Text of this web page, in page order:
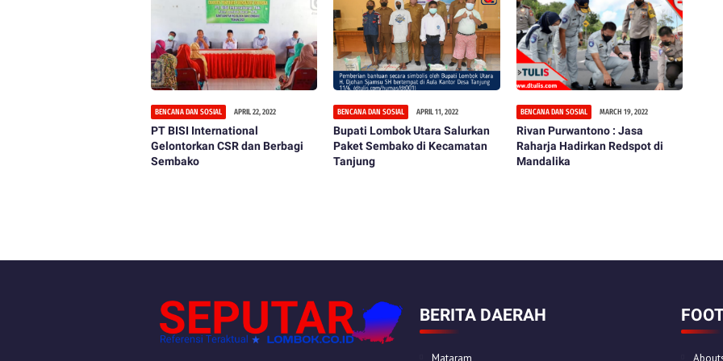
BENCANA DAN SOSIAL APRIL 22, 2022
PT BISI International
Gelontorkan CSR dan Berbagi
Sembako
BENCANA DAN SOSIAL APRIL 11, 2022
Bupati Lombok Utara Salurkan
Paket Sembako di Kecamatan
Tanjung
BENCANA DAN SOSIAL MARCH 19, 2022
Rivan Purwantono : Jasa
Raharja Hadirkan Redspot di
Mandalika
BERITA DAERAH